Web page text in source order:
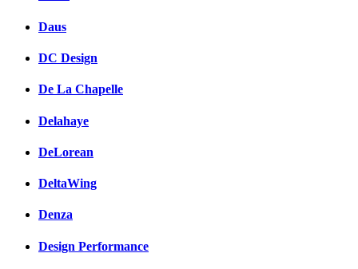
Daus
DC Design
De La Chapelle
Delahaye
DeLorean
DeltaWing
Denza
Design Performance